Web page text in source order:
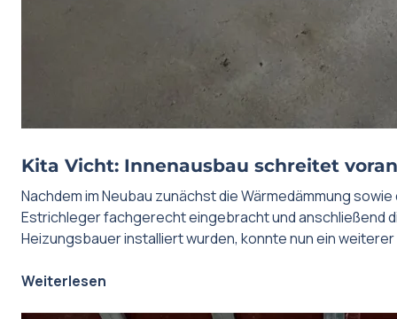
Kita Vicht: Innenausbau schreitet
Nachdem im Neubau zunächst die Wärmedämmung
Estrichleger fachgerecht eingebracht und anschließend
Heizungsbauer installiert wurden, konnte nun ein
Weiterlesen